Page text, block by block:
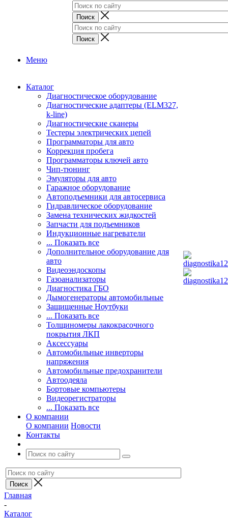
Меню
Каталог
Диагностическое оборудование
Диагностические адаптеры (ELM327,
k-line)
Диагностические сканеры
Тестеры электрических цепей
Программаторы для авто
Коррекция пробега
Программаторы ключей авто
Чип-тюнинг
Эмуляторы для авто
Гаражное оборудование
Автоподъемники для автосервиса
Гидравлическое оборудование
Замена технических жидкостей
Запчасти для подъемников
Индукционные нагреватели
... Показать все
Дополнительное оборудование для
авто
Видеоэндоскопы
Газоанализаторы
Диагностика ГБО
Дымогенераторы автомобильные
Защищенные Ноутбуки
... Показать все
Толщиномеры лакокрасочного
покрытия ЛКП
Аксессуары
Автомобильные инверторы
напряжения
Автомобильные предохранители
Автоодеяла
Бортовые компьютеры
Видеорегистраторы
... Показать все
О компании
О компании Новости
Контакты
Главная
-
Каталог